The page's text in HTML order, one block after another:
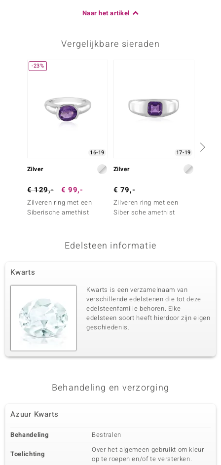
Naar het artikel
Vergelijkbare sieraden
-23%
16-19
Zilver
€ 129,- € 99,-
Zilveren ring met een
Siberische amethist
17-19
Zilver
€ 79,-
Zilveren ring met een
Siberische amethist
Edelsteen informatie
Kwarts
Kwarts is een verzamelnaam van
verschillende edelstenen die tot deze
edelsteenfamilie behoren. Elke
edelsteen soort heeft hierdoor zijn eigen
geschiedenis.
Behandeling en verzorging
Azuur Kwarts
Behandeling Bestralen
Toelichting
Over het algemeen gebruikt om kleur
op te roepen en/of te versterken.